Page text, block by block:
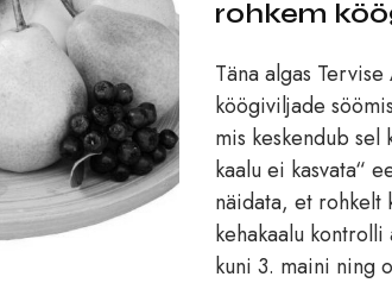
rohkem
Täna algas
köögiviljade
mis keskendub
kaalu ei kasvata“
näidata, et rohkelt
kehakaalu
kuni 3. maini ning